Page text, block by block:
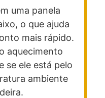
uma panela
o que ajuda
mais rápido.
aquecimento
se ele está pelo
ambiente